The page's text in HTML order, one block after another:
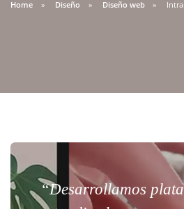
Home Diseño Diseño web
“Desarrollamos